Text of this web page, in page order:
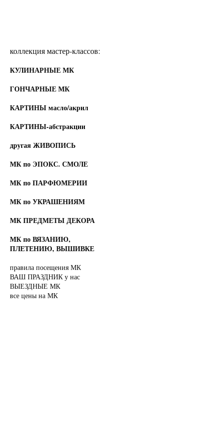
коллекция мастер-классов:
КУЛИНАРНЫЕ МК
ГОНЧАРНЫЕ МК
КАРТИНЫ масло/акрил
КАРТИНЫ-абстракции
другая ЖИВОПИСЬ
МК по ЭПОКС. СМОЛЕ
МК по ПАРФЮМЕРИИ
МК по УКРАШЕНИЯМ
МК ПРЕДМЕТЫ ДЕКОРА
МК по ВЯЗАНИЮ,
ПЛЕТЕНИЮ, ВЫШИВКЕ
правила посещения МК
ВАШ ПРАЗДНИК у нас
ВЫЕЗДНЫЕ МК
все цены на МК